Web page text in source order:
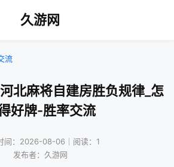
久游网
流
北麻将自建房胜负规律_怎
好牌-胜率交流
间：2026-08-06｜阅读：1
发布者：久游网